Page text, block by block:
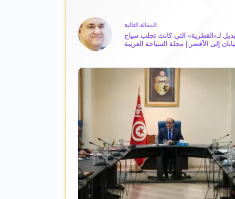
المقالة التالية
لـ«القطرية» التي كانت تجلب سياح
إلى الأقصر | مجلة السياحة العربية